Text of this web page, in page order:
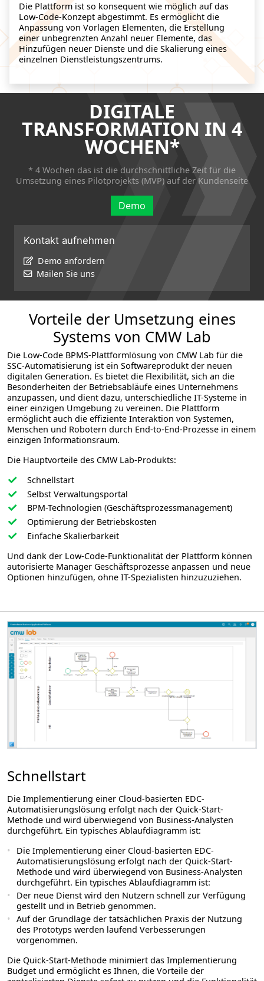
Die Plattform ist so konsequent wie möglich auf das
Low-Code-Konzept abgestimmt. Es ermöglicht die
Anpassung von Vorlagen Elementen, die Erstellung
einer unbegrenzten Anzahl neuer Elemente, das
Hinzufügen neuer Dienste und die Skalierung eines
einzelnen Dienstleistungszentrums.
DIGITALE
TRANSFORMATION IN 4
WOCHEN*
* 4 Wochen das ist die durchschnittliche Zeit für die
Umsetzung eines Pilotprojekts (MVP) auf der Kundenseite
Demo
Kontakt aufnehmen
Demo anfordern
Mailen Sie uns
Vorteile der Umsetzung eines
Systems von CMW Lab
Die Low-Code BPMS-Plattformlösung von CMW Lab für die
SSC-Automatisierung ist ein Softwareprodukt der neuen
digitalen Generation. Es bietet die Flexibilität, sich an die
Besonderheiten der Betriebsabläufe eines Unternehmens
anzupassen, und dient dazu, unterschiedliche IT-Systeme in
einer einzigen Umgebung zu vereinen. Die Plattform
ermöglicht auch die effiziente Interaktion von Systemen,
Menschen und Robotern durch End-to-End-Prozesse in einem
einzigen Informationsraum.
Die Hauptvorteile des CMW Lab-Produkts:
Schnellstart
Selbst Verwaltungsportal
BPM-Technologien (Geschäftsprozessmanagement)
Optimierung der Betriebskosten
Einfache Skalierbarkeit
Und dank der Low-Code-Funktionalität der Plattform können
autorisierte Manager Geschäftsprozesse anpassen und neue
Optionen hinzufügen, ohne IT-Spezialisten hinzuzuziehen.
Schnellstart
Die Implementierung einer Cloud-basierten EDC-
Automatisierungslösung erfolgt nach der Quick-Start-
Methode und wird überwiegend von Business-Analysten
durchgeführt. Ein typisches Ablaufdiagramm ist:
Die Implementierung einer Cloud-basierten EDC-
Automatisierungslösung erfolgt nach der Quick-Start-
Methode und wird überwiegend von Business-Analysten
durchgeführt. Ein typisches Ablaufdiagramm ist:
Der neue Dienst wird den Nutzern schnell zur Verfügung
gestellt und in Betrieb genommen.
Auf der Grundlage der tatsächlichen Praxis der Nutzung
des Prototyps werden laufend Verbesserungen
vorgenommen.
Die Quick-Start-Methode minimiert das Implementierung
Budget und ermöglicht es Ihnen, die Vorteile der